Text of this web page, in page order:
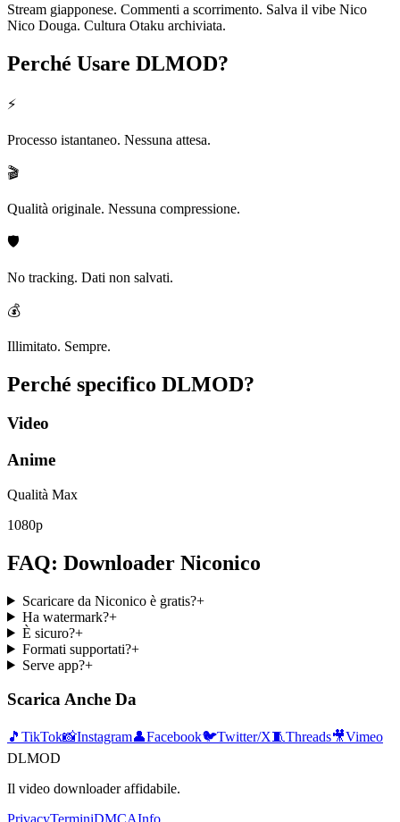
Stream giapponese. Commenti a scorrimento. Salva il vibe Nico
Nico Douga. Cultura Otaku archiviata.
Perché Usare DLMOD?
⚡
Processo istantaneo. Nessuna attesa.
🎬
Qualità originale. Nessuna compressione.
🛡️
No tracking. Dati non salvati.
💰
Illimitato. Sempre.
Perché specifico DLMOD?
Video
Anime
Qualità Max
1080p
FAQ: Downloader Niconico
Scaricare da Niconico è gratis?+
Ha watermark?+
È sicuro?+
Formati supportati?+
Serve app?+
Scarica Anche Da
🎵 TikTok📸Instagram👤Facebook🐦Twitter/X🧵Threads🎥Vimeo
DLMOD
Il video downloader affidabile.